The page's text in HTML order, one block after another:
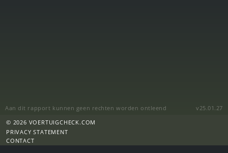
Aan dit rapport kunnen geen rechten worden ontleend
v25.01.27
© 2026 VOERTUIGCHECK.COM
PRIVACY STATEMENT
CONTACT